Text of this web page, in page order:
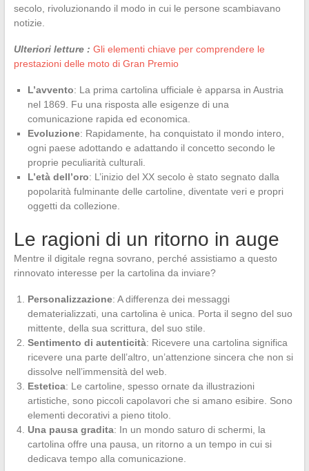
secolo, rivoluzionando il modo in cui le persone scambiavano
notizie.
Ulteriori letture : Gli elementi chiave per comprendere le
prestazioni delle moto di Gran Premio
L’avvento: La prima cartolina ufficiale è apparsa in Austria
nel 1869. Fu una risposta alle esigenze di una
comunicazione rapida ed economica.
Evoluzione: Rapidamente, ha conquistato il mondo intero,
ogni paese adottando e adattando il concetto secondo le
proprie peculiarità culturali.
L’età dell’oro: L’inizio del XX secolo è stato segnato dalla
popolarità fulminante delle cartoline, diventate veri e propri
oggetti da collezione.
Le ragioni di un ritorno in auge
Mentre il digitale regna sovrano, perché assistiamo a questo
rinnovato interesse per la cartolina da inviare?
Personalizzazione: A differenza dei messaggi
dematerializzati, una cartolina è unica. Porta il segno del suo
mittente, della sua scrittura, del suo stile.
Sentimento di autenticità: Ricevere una cartolina significa
ricevere una parte dell’altro, un’attenzione sincera che non si
dissolve nell’immensità del web.
Estetica: Le cartoline, spesso ornate da illustrazioni
artistiche, sono piccoli capolavori che si amano esibire. Sono
elementi decorativi a pieno titolo.
Una pausa gradita: In un mondo saturo di schermi, la
cartolina offre una pausa, un ritorno a un tempo in cui si
dedicava tempo alla comunicazione.